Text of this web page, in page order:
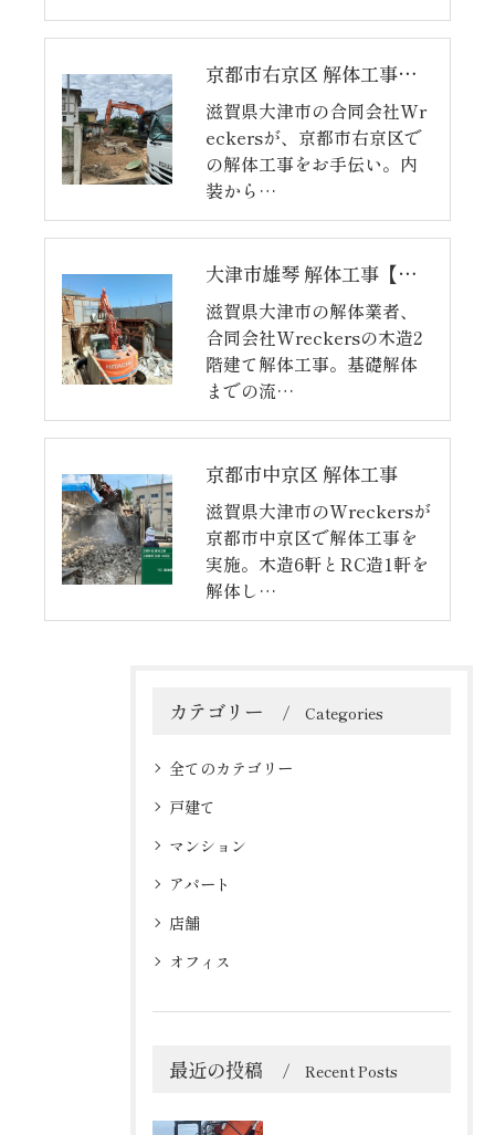
京都市右京区 解体工事【完】
滋賀県大津市の合同会社Wr
eckersが、京都市右京区で
の解体工事をお手伝い。内
装から…
大津市雄琴 解体工事【完】
滋賀県大津市の解体業者、
合同会社Wreckersの木造2
階建て解体工事。基礎解体
までの流…
京都市中京区 解体工事
滋賀県大津市のWreckersが
京都市中京区で解体工事を
実施。木造6軒とRC造1軒を
解体し…
カテゴリー Categories
全てのカテゴリー
戸建て
マンション
アパート
店舗
オフィス
最近の投稿 Recent Posts